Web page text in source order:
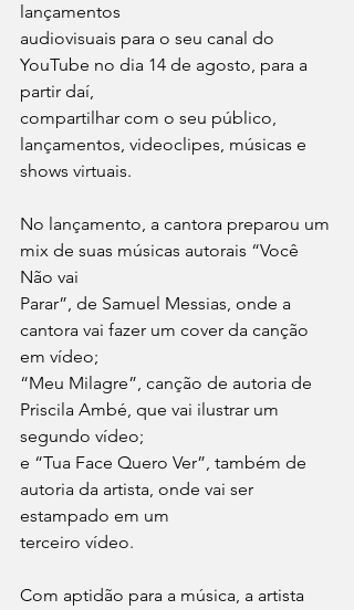
lançamentos
audiovisuais para o seu canal do
YouTube no dia 14 de agosto, para a
partir daí,
compartilhar com o seu público,
lançamentos, videoclipes, músicas e
shows virtuais.
No lançamento, a cantora preparou um
mix de suas músicas autorais “Você
Não vai
Parar”, de Samuel Messias, onde a
cantora vai fazer um cover da canção
em vídeo;
“Meu Milagre”, canção de autoria de
Priscila Ambé, que vai ilustrar um
segundo vídeo;
e “Tua Face Quero Ver”, também de
autoria da artista, onde vai ser
estampado em um
terceiro vídeo.
Com aptidão para a música, a artista